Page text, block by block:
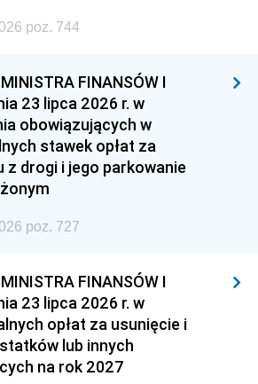
poz. 744
FINANSÓW I
23 lipca 2026 r. w
obowiązujących w
stawek opłat za
z drogi i jego parkowanie
poz. 727
FINANSÓW I
23 lipca 2026 r. w
opłat za usunięcie i
lub innych
na rok 2027